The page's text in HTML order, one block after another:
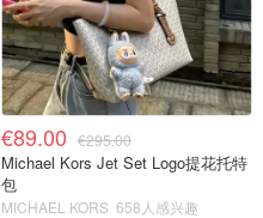
€89.00 €295.00
Michael Kors Jet Set Logo提花托特
包
MICHAEL KORS 658人感兴趣